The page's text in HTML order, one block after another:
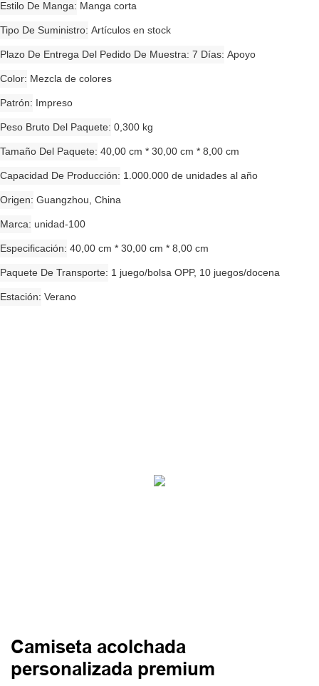
Estilo De Manga Manga corta
Tipo De Suministro Artículos en stock
Plazo De Entrega Del Pedido De Muestra: 7 Días Apoyo
Color Mezcla de colores
Patrón Impreso
Peso Bruto Del Paquete 0,300 kg
Tamaño Del Paquete 40,00 cm * 30,00 cm * 8,00 cm
Capacidad De Producción 1.000.000 de unidades al año
Origen Guangzhou, China
Marca unidad-100
Especificación 40,00 cm * 30,00 cm * 8,00 cm
Paquete De Transporte 1 juego/bolsa OPP, 10 juegos/docena
Estación Verano
Camiseta acolchada
personalizada premium